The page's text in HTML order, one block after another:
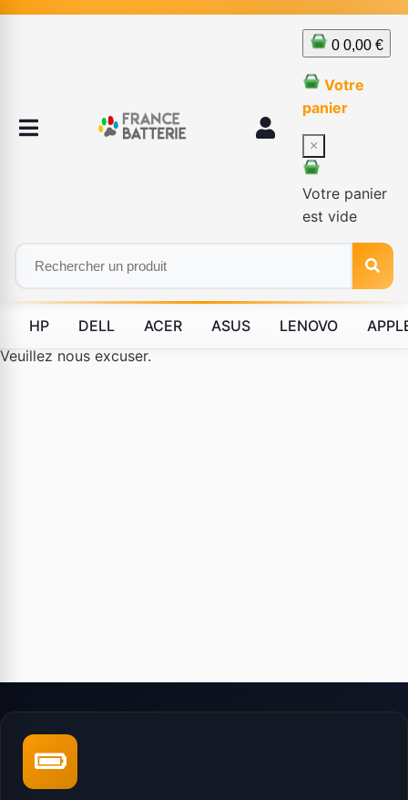
0 0,00 €
Votre
panier
×
Votre panier
est vide
HP DELL ACER ASUS LENOVO
Le produit #BLD--12232 n'est plus disponible à la vente.
Veuillez nous excuser.